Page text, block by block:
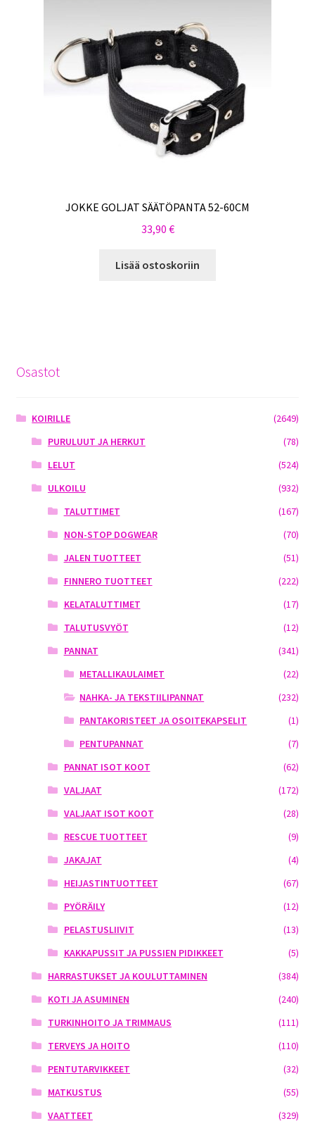
JOKKE GOLJAT SÄÄTÖPANTA 52-60CM
33,90 €
Lisää ostoskoriin
Osastot
KOIRILLE
(2649)
PURULUUT JA HERKUT
(78)
LELUT
(524)
ULKOILU
(932)
TALUTTIMET
(167)
NON-STOP DOGWEAR
(70)
JALEN TUOTTEET
(51)
FINNERO TUOTTEET
(222)
KELATALUTTIMET
(17)
TALUTUSVYÖT
(12)
PANNAT
(341)
METALLIKAULAIMET
(22)
NAHKA- JA TEKSTIILIPANNAT
(232)
PANTAKORISTEET JA OSOITEKAPSELIT
(1)
PENTUPANNAT
(7)
PANNAT ISOT KOOT
(62)
VALJAAT
(172)
VALJAAT ISOT KOOT
(28)
RESCUE TUOTTEET
(9)
JAKAJAT
(4)
HEIJASTINTUOTTEET
(67)
PYÖRÄILY
(12)
PELASTUSLIIVIT
(13)
KAKKAPUSSIT JA PUSSIEN PIDIKKEET
(5)
HARRASTUKSET JA KOULUTTAMINEN
(384)
KOTI JA ASUMINEN
(240)
TURKINHOITO JA TRIMMAUS
(111)
TERVEYS JA HOITO
(110)
PENTUTARVIKKEET
(32)
MATKUSTUS
(55)
VAATTEET
(329)